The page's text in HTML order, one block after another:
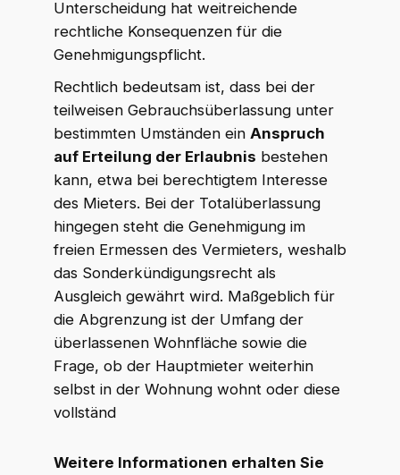
Unterscheidung hat weitreichende
rechtliche Konsequenzen für die
Genehmigungspflicht.
Rechtlich bedeutsam ist, dass bei der
teilweisen Gebrauchsüberlassung unter
bestimmten Umständen ein Anspruch
auf Erteilung der Erlaubnis bestehen
kann, etwa bei berechtigtem Interesse
des Mieters. Bei der Totalüberlassung
hingegen steht die Genehmigung im
freien Ermessen des Vermieters, weshalb
das Sonderkündigungsrecht als
Ausgleich gewährt wird. Maßgeblich für
die Abgrenzung ist der Umfang der
überlassenen Wohnfläche sowie die
Frage, ob der Hauptmieter weiterhin
selbst in der Wohnung wohnt oder diese
vollständ
Weitere Informationen erhalten Sie